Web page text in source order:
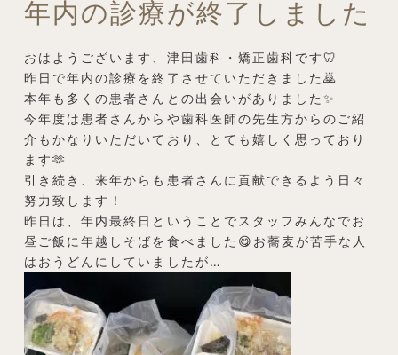
年内の診療が終了しました
おはようございます、津田歯科・矯正歯科です🦷
昨日で年内の診療を終了させていただきました🙇
本年も多くの患者さんとの出会いがありました✨
今年度は患者さんからや歯科医師の先生方からのご紹
介もかなりいただいており、とても嬉しく思っており
ます🫶
引き続き、来年からも患者さんに貢献できるよう日々
努力致します！
昨日は、年内最終日ということでスタッフみんなでお
昼ご飯に年越しそばを食べました😋お蕎麦が苦手な人
はおうどんにしていましたが…